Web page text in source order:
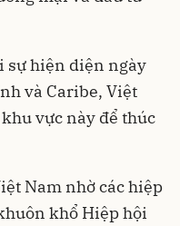
sự hiện diện ngày
và Caribe, Việt
vực này để thúc
Nam nhờ các hiệp
khổ Hiệp hội